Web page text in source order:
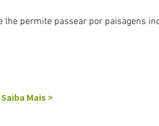
lhe permite passear por paisagens
Saiba Mais >